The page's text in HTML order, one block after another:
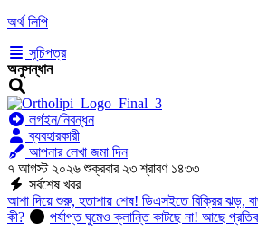
অর্থ লিপি
সূচিপত্র
অনুসন্ধান
লগইন/নিবন্ধন
ব্যবহারকারী
আপনার লেখা জমা দিন
৭ আগস্ট ২০২৬ শুক্রবার ২৩ শ্রাবণ ১৪৩৩
সর্বশেষ খবর
আশা দিয়ে শুরু, হতাশায় শেষ! ডিএসইতে বিক্রির ঝড়,
কী?
পর্যাপ্ত ঘুমেও ক্লান্তি কাটছে না! আছে